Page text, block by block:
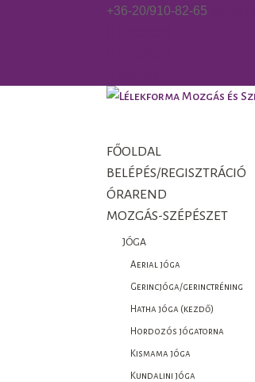
+36-20/910-82-65
FŐOLDAL
BELÉPÉS/REGISZTRÁCIÓ
ÓRAREND
MOZGÁS-SZÉPÉSZET
JÓGA
Aerial jóga
Gerincjóga/gerinctréning
Hatha jóga (kezdő)
Hordozós jógatorna
Kismama jóga
Kundalini jóga